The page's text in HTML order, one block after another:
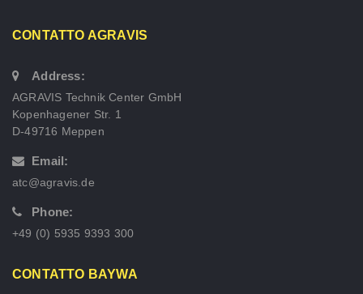
CONTATTO AGRAVIS
Address:
AGRAVIS Technik Center GmbH
Kopenhagener Str. 1
D-49716 Meppen
Email:
atc@agravis.de
Phone:
+49 (0) 5935 9393 300
CONTATTO BAYWA